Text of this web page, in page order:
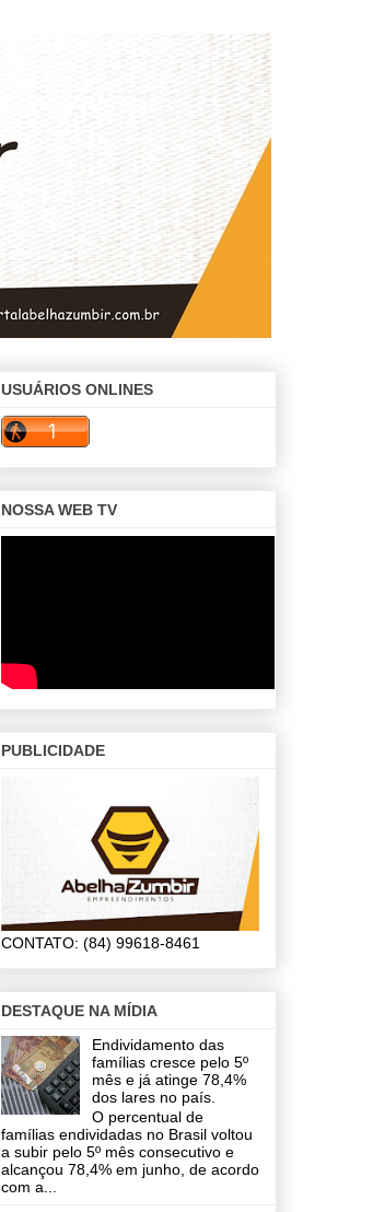
USUÁRIOS ONLINES
NOSSA WEB TV
PUBLICIDADE
CONTATO: (84) 99618-8461
DESTAQUE NA MÍDIA
Endividamento das
famílias cresce pelo 5º
mês e já atinge 78,4%
dos lares no país.
O percentual de
famílias endividadas no Brasil voltou
a subir pelo 5º mês consecutivo e
alcançou 78,4% em junho, de acordo
com a...